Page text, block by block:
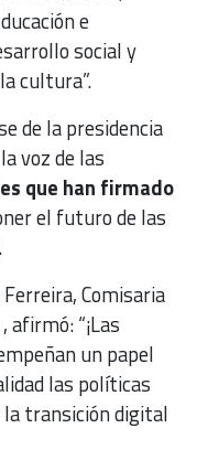
e
social y
cultura”.
de la presidencia
voz de las
que han firmado
el futuro de las
Comisaria
afirmó: “¡Las
un papel
las políticas
la transición digital